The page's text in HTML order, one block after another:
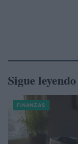
Sigue leyendo
FINANZAS